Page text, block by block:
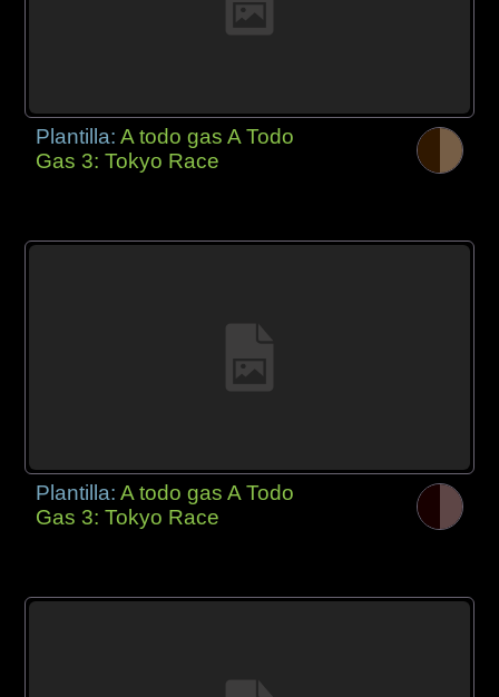
Plantilla:A todo gas A Todo
Gas 3: Tokyo Race
Plantilla:A todo gas A Todo
Gas 3: Tokyo Race